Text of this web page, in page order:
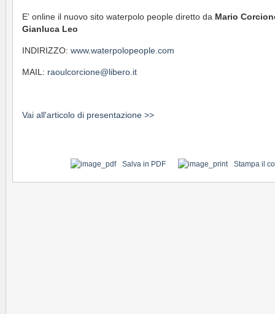
E' online il nuovo sito waterpolo people diretto da Mario
Gianluca Leo
INDIRIZZO: www.waterpolopeople.com
MAIL: raoulcorcione@libero.it
Vai all'articolo di presentazione >>
Salva in PDF Stampa il